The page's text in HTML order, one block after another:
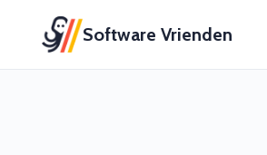
Software Vrienden